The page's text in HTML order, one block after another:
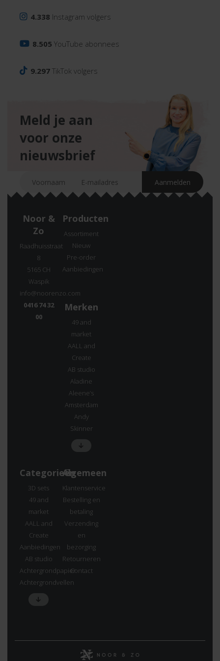
4.338 Instagram volgers
8.505 YouTube abonnees
9.297 TikTok volgers
Meld je aan
voor onze
nieuwsbrief
Noor &
Zo
Raadhuisstraat
8
5165 CH
Waspik
info@noorenzo.com
0416 74 32
00
Producten
Assortiment
Nieuw
Pre-order
Aanbiedingen
Merken
49 and
market
AALL and
Create
AB studio
Aladine
Aleene’s
Amsterdam
Andy
Skinner
Categorieën
3D sets
49 and
market
AALL and
Create
Aanbiedingen
AB studio
Achtergrondpapier
Achtergrondvellen
Algemeen
Klantenservice
Bestelling en
betaling
Verzending
en
bezorging
Retourneren
Contact